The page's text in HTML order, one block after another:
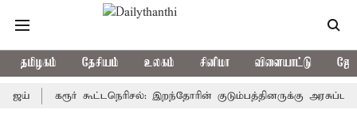
தமிழகம் தேசியம் உலகம் சினிமா விளையாட்டு
கரூர் கூட்டநெரிசல்: இறந்தோரின் குடும்பத்தினருக்கு அரசுப்பணி